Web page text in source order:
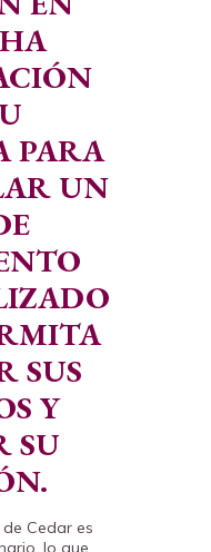
PARA
UN
SUS
Y
SU
Cedar es
lo que